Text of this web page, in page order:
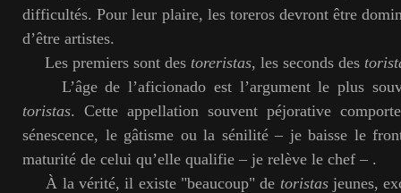
difficultés. Pour leur plaire, les toreros devront être
d’être artistes.
Les premiers sont des toreristas, les seconds des
L’âge de l’aficionado est l’argument le plus
toristas. Cette appellation souvent péjorative
sénescence, le gâtisme ou la sénilité – je baisse le
maturité de celui qu’elle qualifie – je relève le chef – .
À la vérité, il existe "beaucoup" de toristasjeunes,